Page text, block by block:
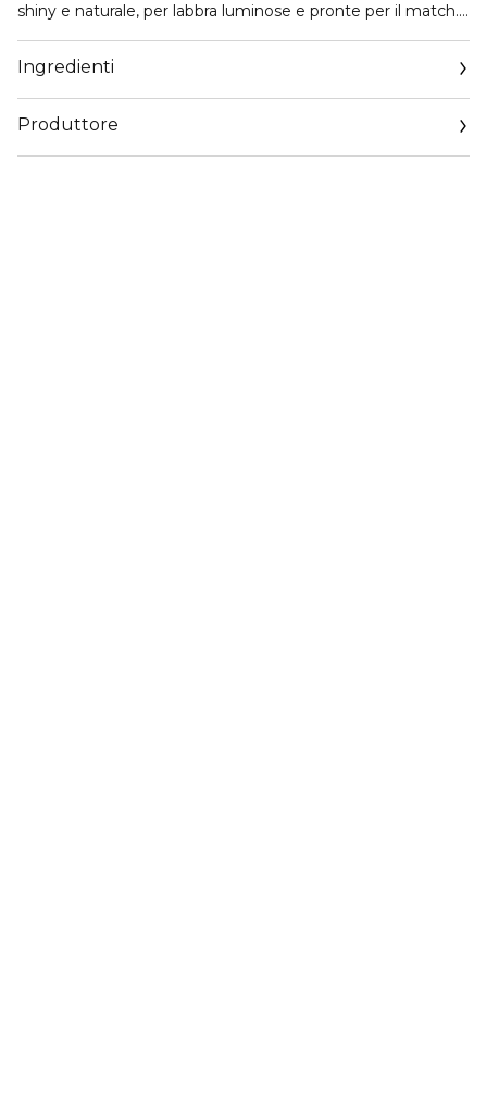
shiny e naturale, per labbra luminose e pronte per il match.
istantaneo all’umore, mentre il packaging ispirato al tennis
con un charm rosa a pallina trasforma ogni ritocco in una
dichiarazione sporty e divertente. Aggancialo a borsa o
portachiavi per averlo sempre con te, in campo e fuori.
Ingredienti
Produttore